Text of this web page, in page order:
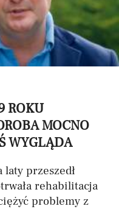
ROKU
MOCNO
WYGLĄDA
laty przeszedł
rehabilitacja
problemy z